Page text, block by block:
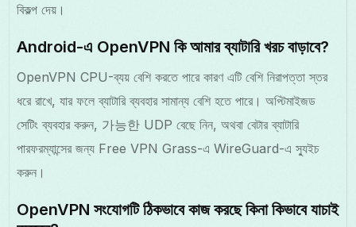
বিকল্প দেয়।
Android-এ OpenVPN কি আমার ব্যাটারি খরচ বাড়াবে?
OpenVPN CPU-ব্যয় বেশি করতে পারে কারণ এটি বেশি নিরাপত্তা স্তর
ধরে রাখে, যার ফলে ব্যাটারি ব্যবহার সামান্য বেশি হতে পারে। অপ্টিমাইজড
সেটিং ব্যবহার করুন, 가능한 UDP বেছে নিন, অথবা বেটার ব্যাটারি
পারফরম্যান্সের জন্য Free VPN Grass-এ WireGuard-এ স্যুইচ
করুন।
OpenVPN সংযোগটি ঠিকভাবে কাজ করছে কিনা কিভাবে যাচাই